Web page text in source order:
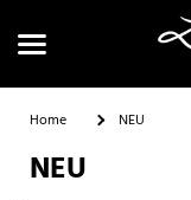
Home NEU
NEU